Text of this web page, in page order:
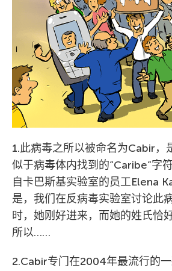
1.此病毒之所以被命名为Cabir，
似于病毒体内找到的”Caribe”字
自卡巴斯基实验室的员工Elena
是，我们在反病毒实验室讨论此
时，她刚好进来，而她的姓氏恰
所以……
2.Cabir专门在2004年最流行的